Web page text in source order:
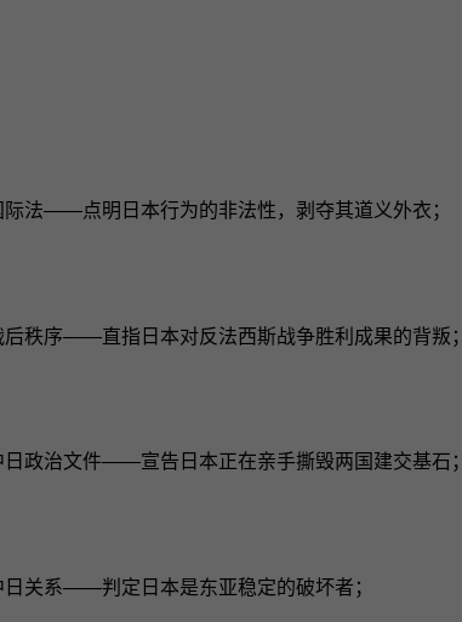
际法——点明日本行为的非法性，剥夺其道义外衣；
后秩序——直指日本对反法西斯战争胜利成果的背叛；
日政治文件——宣告日本正在亲手撕毁两国建交基石；
日关系——判定日本是东亚稳定的破坏者；